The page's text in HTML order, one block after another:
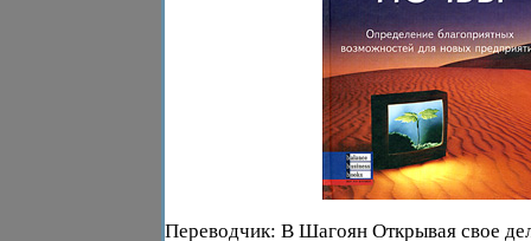
Переводчик: В Шагоян Открывая свое